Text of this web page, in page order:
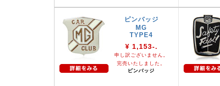
ピンバッジ
MG
TYPE4
¥ 1,153-.
申し訳ございません。
完売いたしました。
ピンバッジ